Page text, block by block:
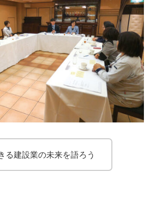
る建設業の未来を語ろう